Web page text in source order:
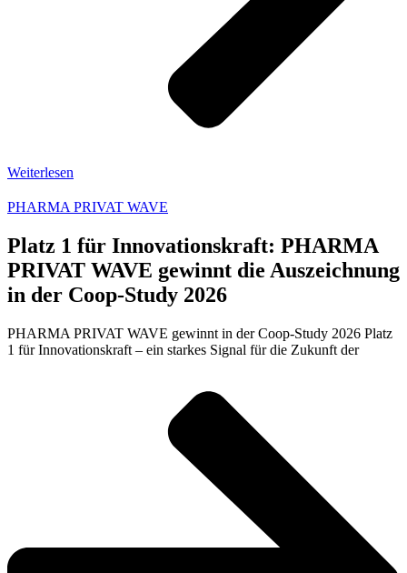
Weiterlesen
PHARMA PRIVAT WAVE
Platz 1 für Innovationskraft: PHARMA
PRIVAT WAVE gewinnt die Auszeichnung
in der Coop-Study 2026
PHARMA PRIVAT WAVE gewinnt in der Coop-Study 2026 Platz
1 für Innovationskraft – ein starkes Signal für die Zukunft der